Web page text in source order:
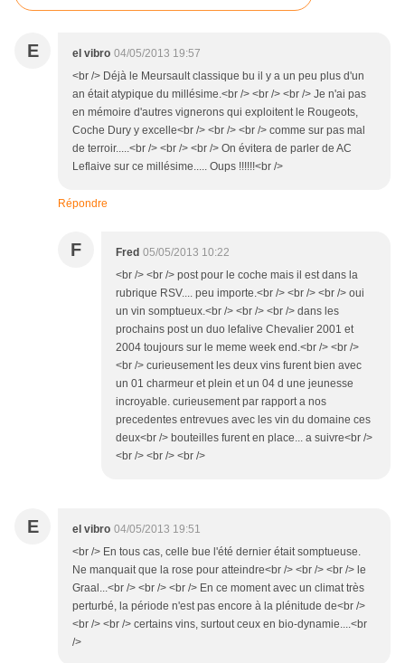
E el vibro 04/05/2013 19:57
<br /> Déjà le Meursault classique bu il y a un peu plus d'un
an était atypique du millésime.<br /> <br /> <br /> Je n'ai pas
en mémoire d'autres vignerons qui exploitent le Rougeots,
Coche Dury y excelle<br /> <br /> <br /> comme sur pas mal
de terroir.....<br /> <br /> <br /> On évitera de parler de AC
Leflaive sur ce millésime..... Oups !!!!!!<br />
Répondre
F Fred 05/05/2013 10:22
<br /> <br /> post pour le coche mais il est dans la
rubrique RSV.... peu importe.<br /> <br /> <br /> oui
un vin somptueux.<br /> <br /> <br /> dans les
prochains post un duo lefalive Chevalier 2001 et
2004 toujours sur le meme week end.<br /> <br />
<br /> curieusement les deux vins furent bien avec
un 01 charmeur et plein et un 04 d une jeunesse
incroyable. curieusement par rapport a nos
precedentes entrevues avec les vin du domaine ces
deux<br /> bouteilles furent en place... a suivre<br />
<br /> <br /> <br />
E el vibro 04/05/2013 19:51
<br /> En tous cas, celle bue l'été dernier était somptueuse.
Ne manquait que la rose pour atteindre<br /> <br /> <br /> le
Graal...<br /> <br /> <br /> En ce moment avec un climat très
perturbé, la période n'est pas encore à la plénitude de<br />
<br /> <br /> certains vins, surtout ceux en bio-dynamie....<br
/>